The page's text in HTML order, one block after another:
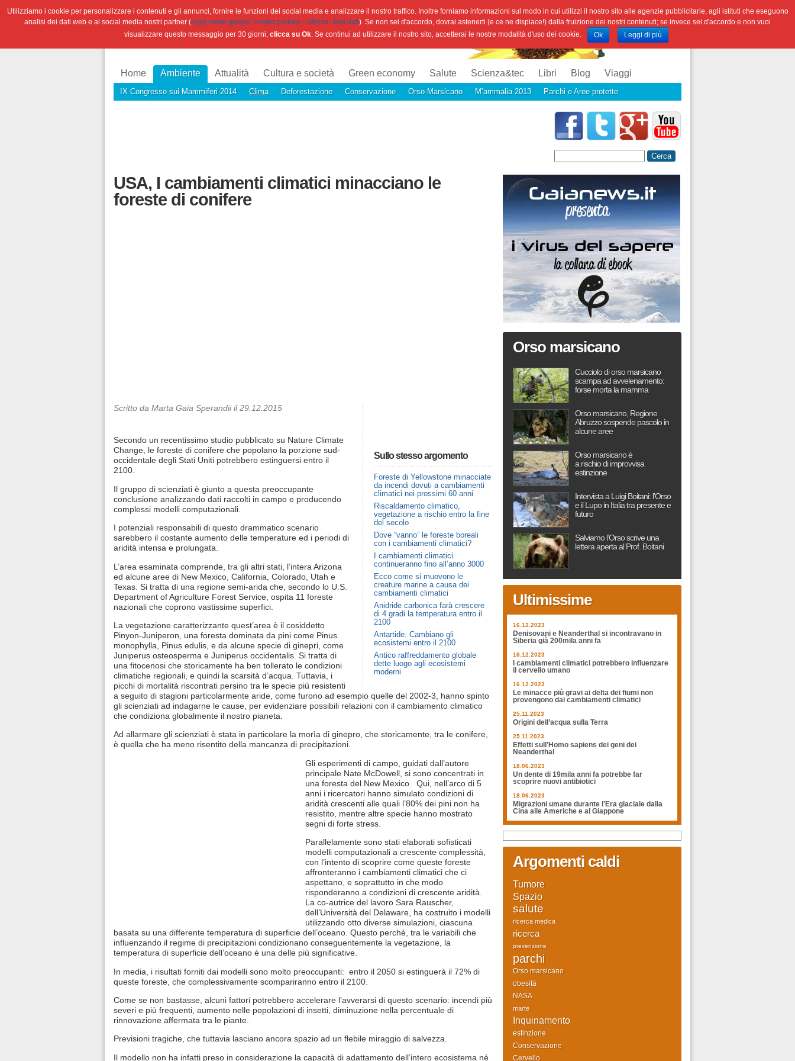
Home Ambiente
IX Congresso sui Mammiferi 2014 Clima Deforestazione Conservazione Orso Marsicano M’ammalia 2013 Parchi e Aree protette
Attualità Cultura e società Green economy Salute Scienza&tec Libri Blog Viaggi
USA, I cambiamenti climatici minacciano le
foreste di conifere
Sullo stesso argomento
Foreste di Yellowstone minacciate
da incendi dovuti a cambiamenti
climatici nei prossimi 60 anni
Riscaldamento climatico,
vegetazione a rischio entro la fine
del secolo
Dove “vanno” le foreste boreali
con i cambiamenti climatici?
I cambiamenti climatici
continueranno fino all’anno 3000
Ecco come si muovono le
creature marine a causa dei
cambiamenti climatici
Anidride carbonica farà crescere
di 4 gradi la temperatura entro il
2100
Antartide. Cambiano gli
ecosistemi entro il 2100
Antico raffreddamento globale
dette luogo agli ecosistemi
moderni
Scritto da Marta Gaia Sperandii il 29.12.2015
Secondo un recentissimo studio pubblicato su Nature Climate
Change, le foreste di conifere che popolano la porzione sud-
occidentale degli Stati Uniti potrebbero estinguersi entro il
2100.
Il gruppo di scienziati è giunto a questa preoccupante
conclusione analizzando dati raccolti in campo e producendo
complessi modelli computazionali.
I potenziali responsabili di questo drammatico scenario
sarebbero il costante aumento delle temperature ed i periodi di
aridità intensa e prolungata.
L’area esaminata comprende, tra gli altri stati, l’intera Arizona
ed alcune aree di New Mexico, California, Colorado, Utah e
Texas. Si tratta di una regione semi-arida che, secondo lo U.S.
Department of Agriculture Forest Service, ospita 11 foreste
nazionali che coprono vastissime superfici.
La vegetazione caratterizzante quest’area è il cosiddetto
Pinyon-Juniperon, una foresta dominata da pini come Pinus
monophylla, Pinus edulis, e da alcune specie di ginepri, come
Juniperus osteosperma e Juniperus occidentalis. Si tratta di
una fitocenosi che storicamente ha ben tollerato le condizioni
climatiche regionali, e quindi la scarsità d’acqua. Tuttavia, i
picchi di mortalità riscontrati persino tra le specie più resistenti
a seguito di stagioni particolarmente aride, come furono ad esempio quelle del 2002-3, hanno spinto
gli scienziati ad indagarne le cause, per evidenziare possibili relazioni con il cambiamento climatico
che condiziona globalmente il nostro pianeta.
Ad allarmare gli scienziati è stata in particolare la morìa di ginepro, che storicamente, tra le conifere,
è quella che ha meno risentito della mancanza di precipitazioni.
Gli esperimenti di campo, guidati dall’autore
principale Nate McDowell, si sono concentrati in
una foresta del New Mexico. Qui, nell’arco di 5
anni i ricercatori hanno simulato condizioni di
aridità crescenti alle quali l’80% dei pini non ha
resistito, mentre altre specie hanno mostrato
segni di forte stress.
Parallelamente sono stati elaborati sofisticati
modelli computazionali a crescente complessità,
con l’intento di scoprire come queste foreste
affronteranno i cambiamenti climatici che ci
aspettano, e soprattutto in che modo
risponderanno a condizioni di crescente aridità.
La co-autrice del lavoro Sara Rauscher,
dell’Università del Delaware, ha costruito i modelli
utilizzando otto diverse simulazioni, ciascuna
basata su una differente temperatura di superficie dell’oceano. Questo perché, tra le variabili che
influenzando il regime di precipitazioni condizionano conseguentemente la vegetazione, la
temperatura di superficie dell’oceano è una delle più significative.
In media, i risultati forniti dai modelli sono molto preoccupanti: entro il 2050 si estinguerà il 72% di
queste foreste, che complessivamente scompariranno entro il 2100.
Come se non bastasse, alcuni fattori potrebbero accelerare l’avverarsi di questo scenario: incendi più
severi e più frequenti, aumento nelle popolazioni di insetti, diminuzione nella percentuale di
rinnovazione affermata tra le piante.
Previsioni tragiche, che tuttavia lasciano ancora spazio ad un flebile miraggio di salvezza.
Il modello non ha infatti preso in considerazione la capacità di adattamento dell’intero ecosistema né
Orso marsicano
Cucciolo di orso marsicano
scampa ad avvelenamento:
forse morta la mamma
Orso marsicano, Regione
Abruzzo sospende pascolo in
alcune aree
Orso marsicano è
a rischio di improvvisa
estinzione
Intervista a Luigi Boitani: l’Orso
e il Lupo in Italia tra presente e
futuro
Salviamo l’Orso scrive una
lettera aperta al Prof. Boitani
Ultimissime
16.12.2023
Denisovani e Neanderthal si incontravano in
Siberia già 200mila anni fa
16.12.2023
I cambiamenti climatici potrebbero influenzare
il cervello umano
16.12.2023
Le minacce più gravi ai delta dei fiumi non
provengono dai cambiamenti climatici
25.11.2023
Origini dell’acqua sulla Terra
25.11.2023
Effetti sull’Homo sapiens dei geni dei
Neanderthal
18.06.2023
Un dente di 19mila anni fa potrebbe far
scoprire nuovi antibiotici
18.06.2023
Migrazioni umane durante l’Era glaciale dalla
Cina alle Americhe e al Giappone
Argomenti caldi
Tumore
Spazio
salute
ricerca medica
ricerca
prevenzione
parchi
Orso marsicano
obesità
NASA
marte
Inquinamento
estinzione
Conservazione
Cervello
Utilizziamo i cookie per personalizzare i contenuti e gli annunci, fornire le funzioni dei social media e analizzare il nostro traffico. Inoltre forniamo informazioni sul modo in cui utilizzi il nostro sito alle agenzie pubblicitarie, agli istituti che eseguono
analisi dei dati web e ai social media nostri partner ( leggi come google -nostro partner - utilizza i tuoi dati). Se non sei d'accordo, dovrai astenerti (e ce ne dispiace!) dalla fruizione dei nostri contenuti; se invece sei d'accordo e non vuoi
visualizzare questo messaggio per 30 giorni,clicca su Ok. Se continui ad utilizzare il nostro sito, accetterai le nostre modalità d'uso dei cookie. Ok Leggi di più